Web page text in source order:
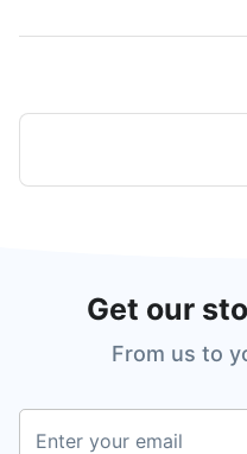
Get our
From us to
Enter your email